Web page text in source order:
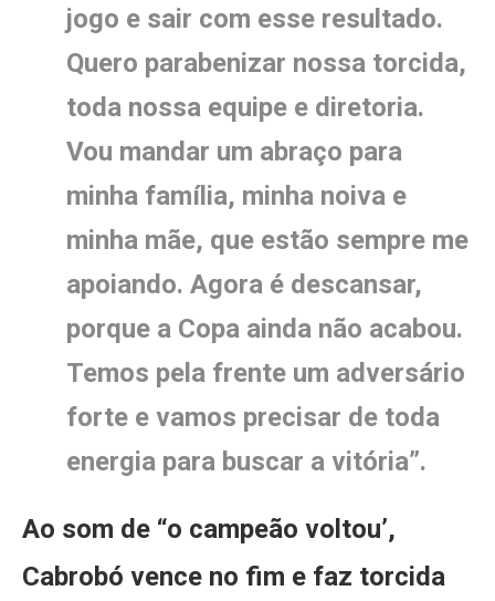
jogo e sair com esse resultado.
Quero parabenizar nossa torcida,
toda nossa equipe e diretoria.
Vou mandar um abraço para
minha família, minha noiva e
minha mãe, que estão sempre me
apoiando. Agora é descansar,
porque a Copa ainda não acabou.
Temos pela frente um adversário
forte e vamos precisar de toda
energia para buscar a vitória”.
Ao som de “o campeão voltou’,
Cabrobó vence no fim e faz torcida